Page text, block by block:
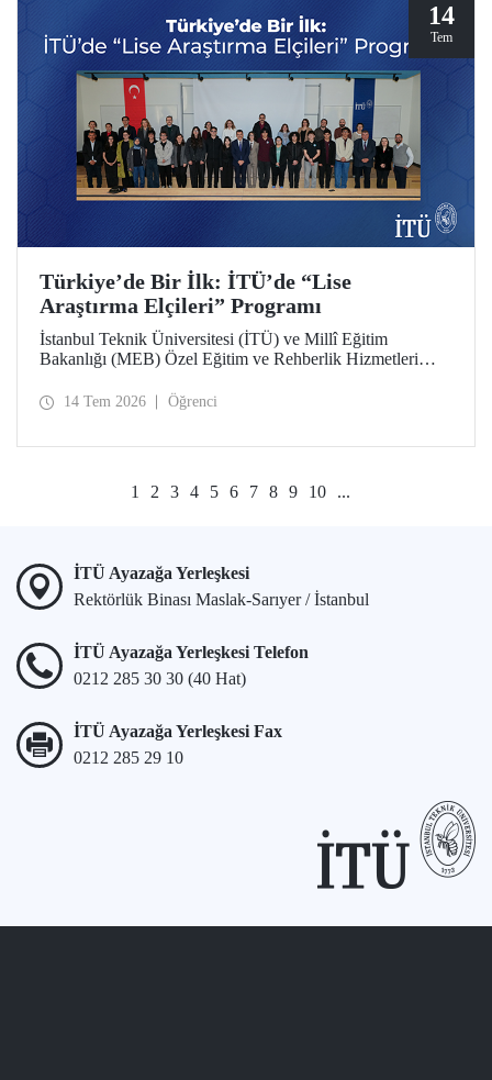
14
Tem
Türkiye’de Bir İlk: İTÜ’de “Lise
Araştırma Elçileri” Programı
İstanbul Teknik Üniversitesi (İTÜ) ve Millî Eğitim
Bakanlığı (MEB) Özel Eğitim ve Rehberlik Hizmetleri
protokolü, üstün yetenekli lise öğrencilerini “araştırma
14 Tem 2026 Öğrenci
1 2 3 4 5 6 7 8 9 10 ...
İTÜ Ayazağa Yerleşkesi
Rektörlük Binası Maslak-Sarıyer / İstanbul
İTÜ Ayazağa Yerleşkesi Telefon
0212 285 30 30 (40 Hat)
İTÜ Ayazağa Yerleşkesi Fax
0212 285 29 10